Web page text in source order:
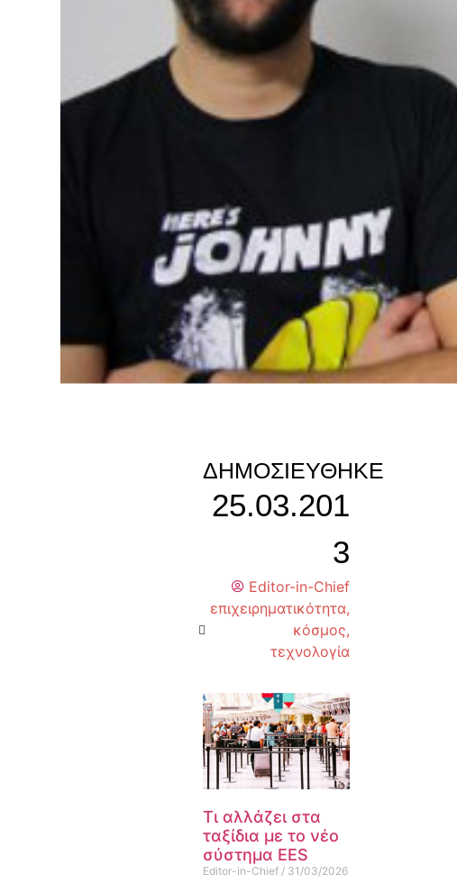
ΔΗΜΟΣΙΕΎΘΗΚΕ
25.03.201
3
Editor-in-Chief
επιχειρηματικότητα,
κόσμος,
τεχνολογία
Τι αλλάζει στα
ταξίδια με το νέο
σύστημα EES
Editor-in-Chief 31/03/2026